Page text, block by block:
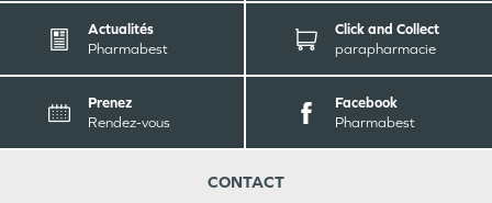
Actualités
Pharmabest
Click and Collect
parapharmacie
Prenez
Rendez-vous
Facebook
Pharmabest
CONTACT